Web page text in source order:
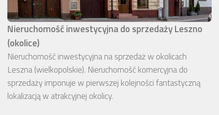
Nieruchomość inwestycyjna do sprzedaży Leszno
(okolice)
Nieruchomość inwestycyjna na sprzedaż w okolicach
Leszna (wielkopolskie). Nieruchomość komercyjna do
sprzedaży imponuje w pierwszej kolejności fantastyczną
lokalizacją w atrakcyjnej okolicy.